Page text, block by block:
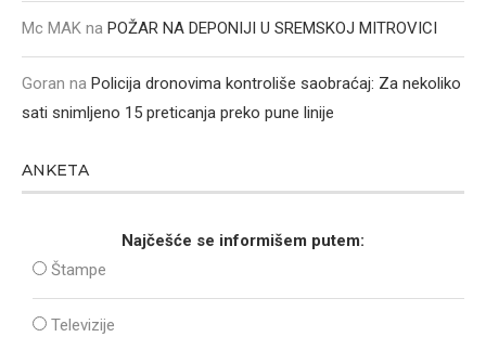
Mc MAK na POŽAR NA DEPONIJI U SREMSKOJ MITROVICI
Goran na Policija dronovima kontroliše saobraćaj: Za nekoliko
sati snimljeno 15 preticanja preko pune linije
ANKETA
Najčešće se informišem putem:
Štampe
Televizije